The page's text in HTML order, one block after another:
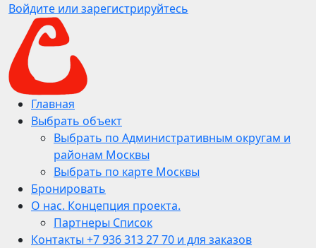
Войдите или зарегистрируйтесь
Главная
Выбрать объект
Выбрать по Административным округам и
районам Москвы
Выбрать по карте Москвы
Бронировать
О нас. Концепция проекта.
Партнеры Список
Контакты +7 936 313 27 70 и для заказов